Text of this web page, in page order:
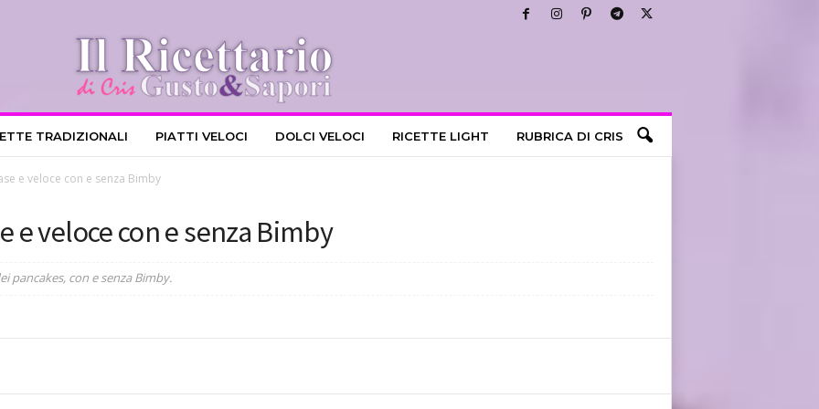
TRADIZIONALI PIATTI VELOCI DOLCI VELOCI RICETTE LIGHT RUBRICA DI CRIS
e veloce con e senza Bimby
e veloce con e senza Bimby
pancakes, con e senza Bimby.